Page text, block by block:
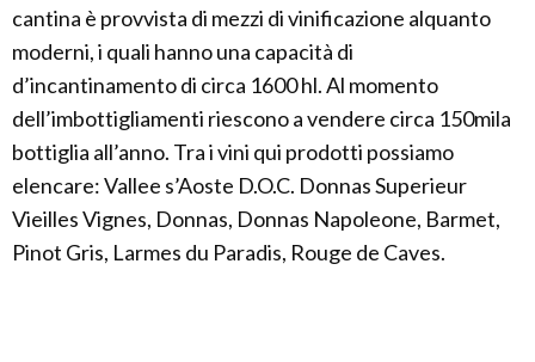
cantina è provvista di mezzi di vinificazione alquanto
moderni, i quali hanno una capacità di
d’incantinamento di circa 1600 hl. Al momento
dell’imbottigliamenti riescono a vendere circa 150mila
bottiglia all’anno. Tra i vini qui prodotti possiamo
elencare: Vallee s’Aoste D.O.C. Donnas Superieur
Vieilles Vignes, Donnas, Donnas Napoleone, Barmet,
Pinot Gris, Larmes du Paradis, Rouge de Caves.